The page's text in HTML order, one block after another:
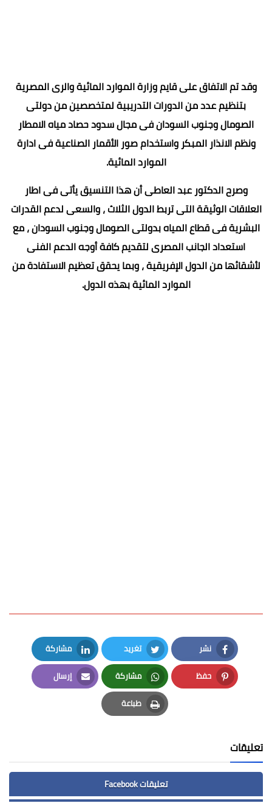
وقد تم الاتفاق على قايم وزارة الموارد المائية والرى المصرية
بتنظيم عدد من الدورات التدريبية لمتخصصين من دولتى
الصومال وجنوب السودان فى مجال سدود حصاد مياه الامطار
ونظم الانذار المبكر واستخدام صور الأقمار الصناعية فى ادارة
الموارد المائية.
وصرح الدكتور عبد العاطى أن هذا التنسيق يأتى فى اطار
العلاقات الوثيقة التى تربط الدول الثلاث ، والسعى لدعم القدرات
البشرية فى قطاع المياه بدولتى الصومال وجنوب السودان ، مع
استعداد الجانب المصرى لتقديم كافة أوجه الدعم الفنى
لأشقائها من الدول الإفريقية ، وبما يحقق تعظيم الاستفادة من
الموارد المائية بهذه الدول.
نشر
Facebook
تغريد
Twitter
مشاركة
LinkedIn
حفظ
Pinterest
مشاركة
Whatsapp
إرسال
Email
طباعة
Print
تعليقات
تعليقات Facebook